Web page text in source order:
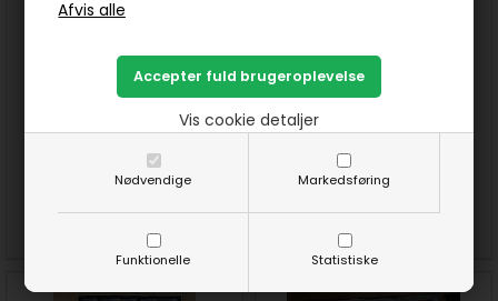
Nødvendige Markedsføring
Funktionelle Statistiske
Vis cookie detaljer
43 + 44. lod i "Leg med dine
stofrester"
SE MERE
45. lod i "Leg med dine
stofrester"